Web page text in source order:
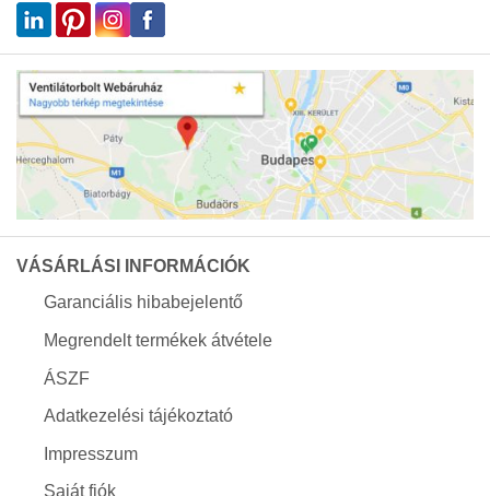
VÁSÁRLÁSI INFORMÁCIÓK
Garanciális hibabejelentő
Megrendelt termékek átvétele
ÁSZF
Adatkezelési tájékoztató
Impresszum
Saját fiók